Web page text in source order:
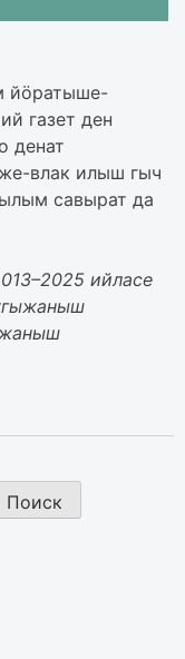
йӧратыше-
газет ден
денат
влак илыш гыч
савырат да
ийласе
Поиск